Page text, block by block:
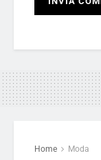
Home Moda